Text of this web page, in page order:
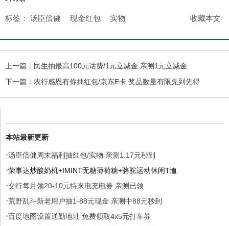
收藏本文
标签： 汤臣倍健 现金红包 实物
上一篇： 民生抽最高100元话费/1元立减金 亲测1元立减金
下一篇： 农行感恩有你抽红包/京东E卡 奖品数量有限先到先得
本站最新更新
·汤臣倍健周末福利抽红包/实物 亲测1.17元秒到
·荣事达炒酸奶机+IMINT无糖薄荷糖+骆驼运动休闲T恤
·交行每月领20-10元特来电充电券 亲测已领
·荒野乱斗新老用户抽1-88元现金 亲测中88元秒到
·百度地图设置通勤地址 免费领取4x5元打车券